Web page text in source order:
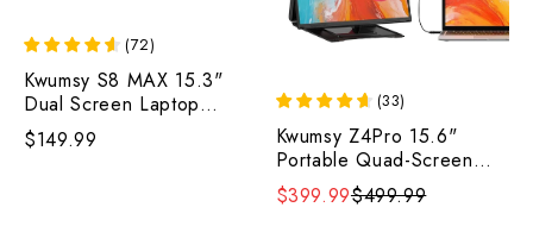
Kwumsy S8 MAX 15.3"
Dual Screen Laptop
Screen Extender
(72)
$149.99
Kwumsy Z4Pro 15.6"
Portable Quad-Screen
Laptop Screen Extender
(33)
$399.99$499.99